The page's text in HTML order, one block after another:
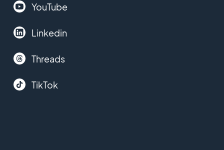
YouTube
Linkedin
Threads
TikTok